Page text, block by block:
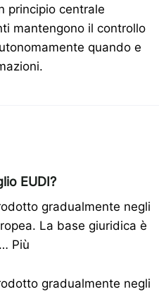
principio centrale
mantengono il controllo
quando e
EUDI?
gradualmente negli
La base giuridica è
Più
gradualmente negli